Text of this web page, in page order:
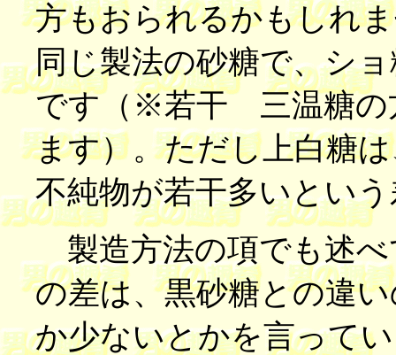
方もおられるかもしれ
同じ製法の砂糖で、シ
です（※若干 三温糖の
ます）。ただし上白糖
不純物が若干多いとい
製造方法の項でも述べ
の差は、黒砂糖との違
か少ないとかを言って